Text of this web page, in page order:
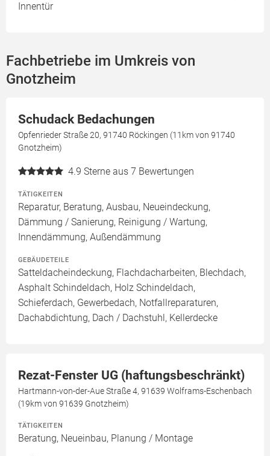
Innentür
Fachbetriebe im Umkreis von
Gnotzheim
Schudack Bedachungen
Opfenrieder Straße 20, 91740 Röckingen (11km von 91740
Gnotzheim)
4.9 Sterne aus 7 Bewertungen
TÄTIGKEITEN
Reparatur, Beratung, Ausbau, Neueindeckung,
Dämmung / Sanierung, Reinigung / Wartung,
Innendämmung, Außendämmung
GEBÄUDETEILE
Satteldacheindeckung, Flachdacharbeiten, Blechdach,
Asphalt Schindeldach, Holz Schindeldach,
Schieferdach, Gewerbedach, Notfallreparaturen,
Dachabdichtung, Dach / Dachstuhl, Kellerdecke
Rezat-Fenster UG (haftungsbeschränkt)
Hartmann-von-der-Aue Straße 4, 91639 Wolframs-Eschenbach
(19km von 91639 Gnotzheim)
TÄTIGKEITEN
Beratung, Neueinbau, Planung / Montage